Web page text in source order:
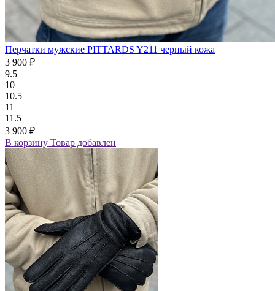
Перчатки мужские PITTARDS Y211 черный кожа
3 900 ₽
9.5
10
10.5
11
11.5
3 900 ₽
В корзину Товар добавлен